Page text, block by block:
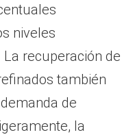
niveles
recuperación de
también
de
la